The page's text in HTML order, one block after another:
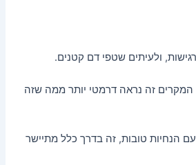
ולעיתים שטפי דם קטנים.
זה נראה דרמטי יותר ממה שזה
הנחיות טובות, זה בדרך כלל מתיישר